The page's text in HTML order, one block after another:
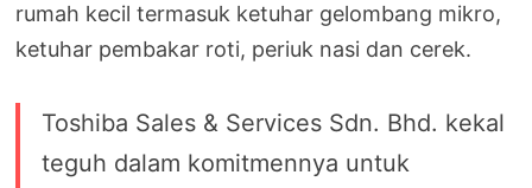
rumah kecil termasuk ketuhar gelombang mikro,
ketuhar pembakar roti, periuk nasi dan cerek.
Toshiba Sales & Services Sdn. Bhd. kekal
teguh dalam komitmennya untuk